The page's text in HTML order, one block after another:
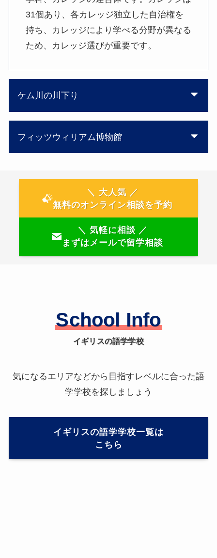
31個あり、各カレッジ独立した自治権を
持ち、カレッジにより学べる分野が異なる
ため、カレッジ選びが重要です。
ケム川の川下り
フィッツウィリアム博物館
＼ 大人気 ／
無料のオンライン相談を予約
＼ 気軽に相談 ／
まずはメールで留学相談
School Info
イギリスの語学学校
気になるエリアなどから目指すレベルに合った語
学学校を探しましょう
イギリスの語学学校一覧は
こちら